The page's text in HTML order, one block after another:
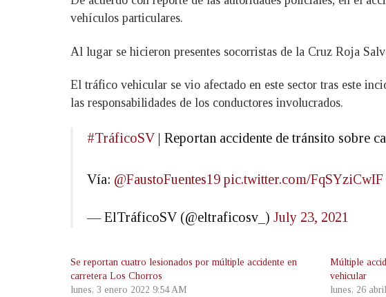
vehículos particulares.
Al lugar se hicieron presentes socorristas de la Cruz Roja
El tráfico vehicular se vio afectado en este sector tras este
las responsabilidades de los conductores involucrados.
#TráficoSV| Reportan accidente de tránsito sobre
Vía: @FaustoFuentes19 pic.twitter.com/FqSYziCwIF
— ElTráficoSV (@eltraficosv_) July 23, 2021
Se reportan cuatro lesionados por múltiple accidente en
carretera Los Chorros
lunes, 3 enero 2022 9:54 AM
Múltiple
vehicular
lunes, 26